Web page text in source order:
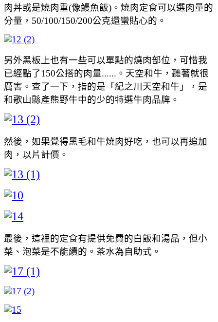
肉丼或是燒肉重(像鰻魚飯)。燒肉定食可以選肉量的
分量，50/100/150/200公克還蠻貼心的。
另外黑板上也有一些可以單點的燒肉部位，可惜我
已經點了150公搭的肉量......。天空和牛，聽著就很
厲害。查了一下，指的是「紀之川天空和牛」，是
和歌山縣產熊野牛中的少的特選牛肉品牌。
然後，如果覺得黑毛和牛燒肉好吃，也可以再追加
肉，以片計價。
最後，這裡的定食有提供免費的白飯和湯品，但小
菜、泡菜是不能續的。茶水為自助式。